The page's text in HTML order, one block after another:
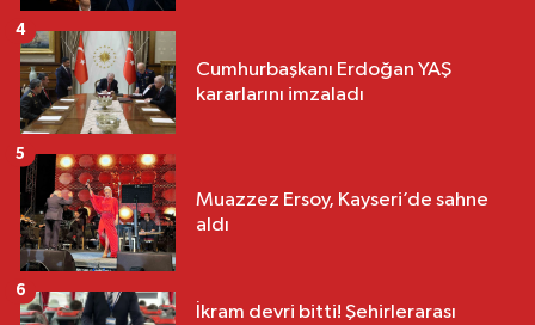
Cumhurbaşkanı Erdoğan YAŞ
kararlarını imzaladı
4
Muazzez Ersoy, Kayseri’de sahne
aldı
5
İkram devri bitti! Şehirlerarası
6